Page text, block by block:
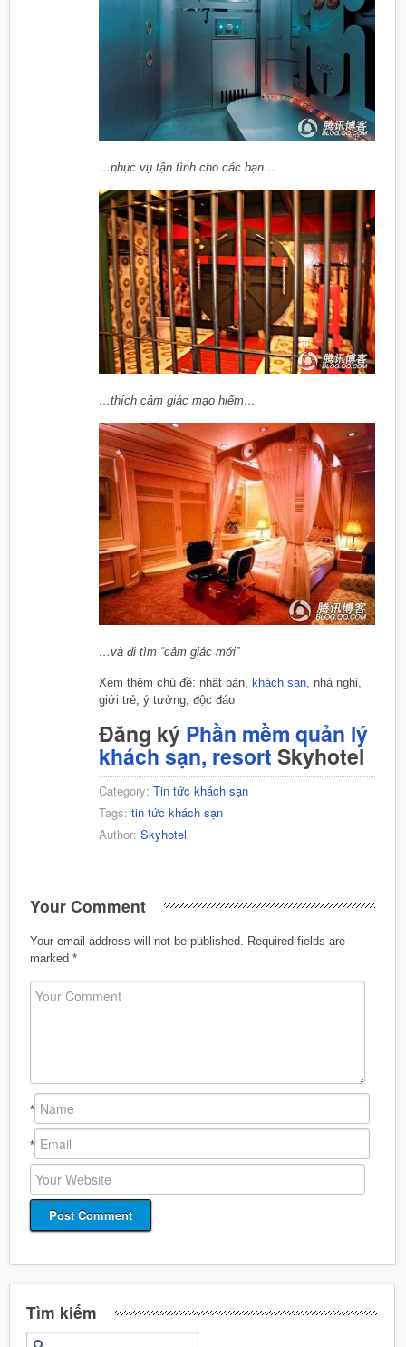
…phục vụ tận tình cho các bạn…
…thích cảm giác mạo hiểm…
…và đi tìm “cảm giác mới”
Xem thêm chủ đề: nhật bản, khách sạn, nhà nghỉ,
giới trẻ, ý tưởng, độc đáo
Đăng ký Phần mềm quản lý
khách sạn, resort Skyhotel
Category: Tin tức khách sạn
Tags: tin tức khách sạn
Author: Skyhotel
Your Comment
Your email address will not be published. Required fields are
marked *
*
*
Tìm kiếm